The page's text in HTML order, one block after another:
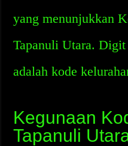
yang menunjukkan
Tapanuli Utara.
adalah kode
Kegunaan
Tapanuli